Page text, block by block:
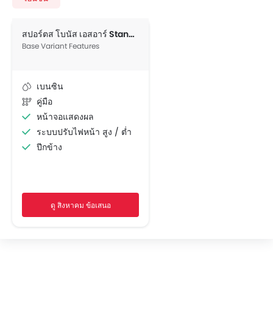
สปอร์ตส โบนัส เอสอาร์ Standard
Base Variant Features
เบนซิน
คู่มือ
หน้าจอแสดงผล
ระบบปรับไฟหน้า สูง / ต่ำ
ปีกข้าง
ดู สิงหาคม ข้อเสนอ